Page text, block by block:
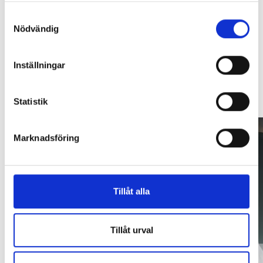
Nödvändig
Inställningar
Statistik
Marknadsföring
Tillåt alla
Tillåt urval
Kontakta oss mer än gärna för ett